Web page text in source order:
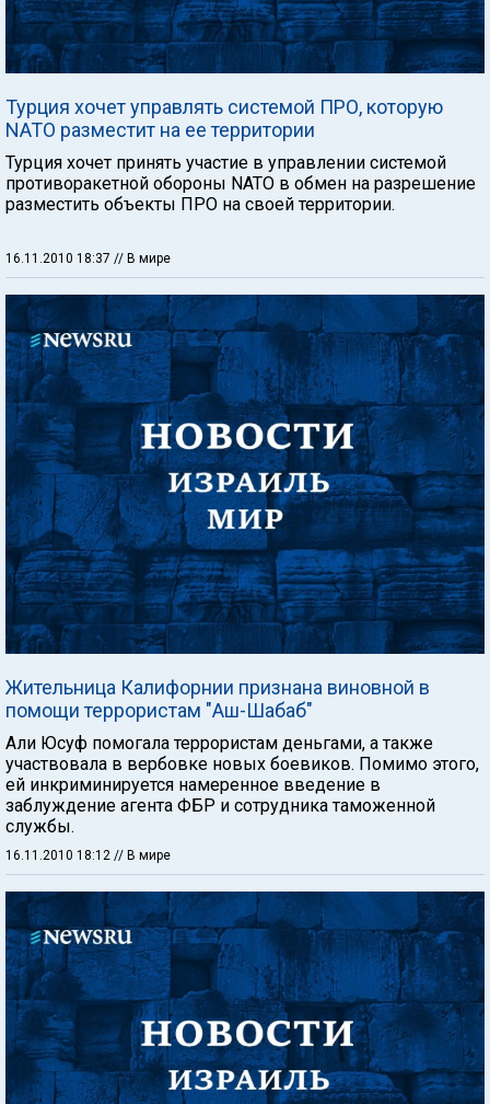
Турция хочет управлять системой ПРО, которую
NATO разместит на ее территории
Турция хочет принять участие в управлении системой
противоракетной обороны NATO в обмен на разрешение
разместить объекты ПРО на своей территории.
16.11.2010 18:37 // В мире
Жительница Калифорнии признана виновной в
помощи террористам "Аш-Шабаб"
Али Юсуф помогала террористам деньгами, а также
участвовала в вербовке новых боевиков. Помимо этого,
ей инкриминируется намеренное введение в
заблуждение агента ФБР и сотрудника таможенной
службы.
16.11.2010 18:12 // В мире